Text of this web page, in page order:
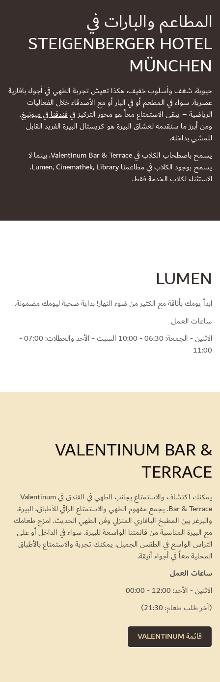
المطاعم والبارات في
STEIGENBERGER HOTEL
MÜNCHEN
حيوية، شغف وأسلوب خفيف، هكذا تعيش تجربة الطهي في أجواء بافارية
عصرية. سواء في المطعم أو في البار أو مع الأصدقاء خلال الفعاليات
الرياضية – يبقى الاستمتاع معاً هو محور التركيز فيفندقنا في ميونيخ.
ومن أبرز ما سنقدمه لعشاق البيرة هو كريستال البيرة الفريد القابل
للمشي بداخله.
يسمح باصطحاب الكلاب في Valentinum Bar & Terrace، بينما لا
يسمح بوجود الكلاب في مطاعمنا Lumen, Cinemathek, Library.
الاستثناء لكلاب الخدمة فقط.
LUMEN
ابدأ يومك بأناقة مع الكثير من ضوء النهار! بداية صحية ليومك مضمونة.
ساعات العمل
الاثنين - الجمعة: 06:30 - 10:00 السبت - الأحد والعطلات: 07:00 -
11:00
VALENTINUM BAR &
TERRACE
يمكنك اكتشاف والاستمتاع بجانب الطهي في الفندق في Valentinum
Bar & Terrace. يجمع مفهوم الطهي والاستمتاع الراقي للأطباق، البيرة،
والبرغر بين المطبخ البافاري المنزلي وفن الطهي الحديث. امزج طعامك
مع البيرة المناسبة من قائمتنا الواسعة للبيرة. سواء في الداخل أو على
التراس الواسع في الطقس الجميل، يمكنك تجربة والاستمتاع بالأطباق
المحلية معاً في أجواء أنيقة.
ساعات العمل
الاثنين - الأحد: 12:00 - 00:00
(آخر طلب طعام: 21:30)
قائمة VALENTINUM